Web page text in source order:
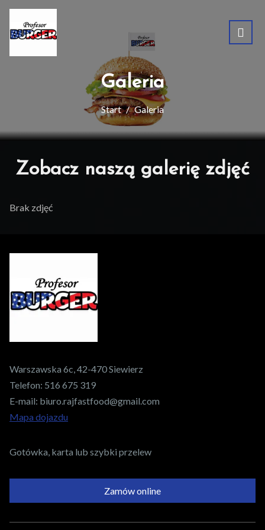
Galeria
Start Galeria
Zobacz naszą galerię zdjęć
Brak zdjęć
Warszawska 6c, 42-470 Siewierz
Telefon: 516 675 319
E-mail: biuro.rajfastfood@gmail.com
Mapa dojazdu
Gotówka, karta lub szybki przelew
Zamów online